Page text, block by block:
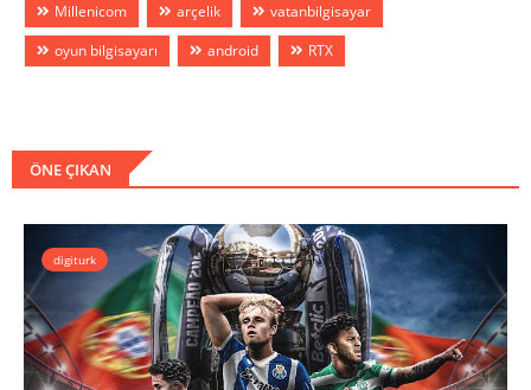
Millenicom
arçelik
vatanbilgisayar
oyun bilgisayarı
android RTX
ÖNE ÇIKAN
digiturk